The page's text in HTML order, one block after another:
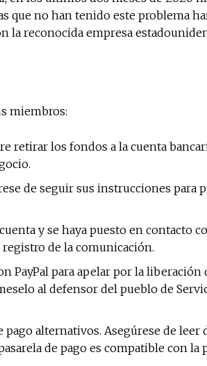
que no han tenido este problema
la reconocida empresa
miembros:
retirar los fondos a la cuenta
de seguir sus instrucciones para
y se haya puesto en contacto
de la comunicación.
PayPal para apelar por la
al defensor del pueblo de
alternativos. Asegúrese de
de pago es compatible con la